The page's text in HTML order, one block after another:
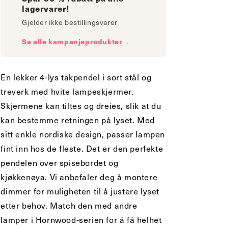
lagervarer!
Gjelder ikke bestillingsvarer
Se alle kampanjeprodukter→
En lekker 4-lys takpendel i sort stål og
treverk med hvite lampeskjermer.
Skjermene kan tiltes og dreies, slik at du
kan bestemme retningen på lyset. Med
sitt enkle nordiske design, passer lampen
fint inn hos de fleste. Det er den perfekte
pendelen over spisebordet og
kjøkkenøya. Vi anbefaler deg å montere
dimmer for muligheten til å justere lyset
etter behov. Match den med andre
lamper i Hornwood-serien for å få helhet